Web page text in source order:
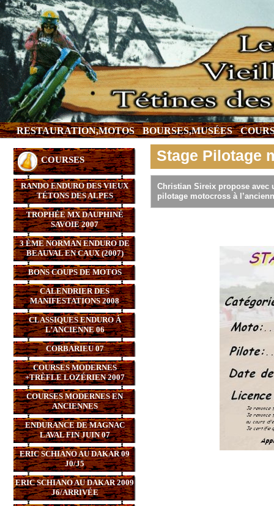
RESTAURATION,MOTOS BOURSES,MUSÉES
COURSES
RANDO ENDURO DES VIEUX
TÉTONS DES ALPES
TROPHÉE MX DAUPHINÉ
SAVOIE 2007
3 ÈME NORMAN ENDURO DE
BEAUVAL EN CAUX (2007)
BONS COUPS DE MOTOS
CALENDRIER DES
MANIFESTATIONS 2008
CLASSIQUES ENDURO À
L’ANCIENNE 06
CORBARIEU 07
COURSES MODERNES
+TRÈFLE LOZÉRIEN 2007
COURSES MODERNES EN
ANCIENNES
ENDURANCE DE MAGNAC
LAVAL FIN JUIN 07
ERIC SCHIANO AU DAKAR 09
J0/J5
ERIC SCHIANO AU DAKAR 2009
J6/ARRIVÉE
Stage Pilotage
Christian Sireix propose avec
pilotage motocross à